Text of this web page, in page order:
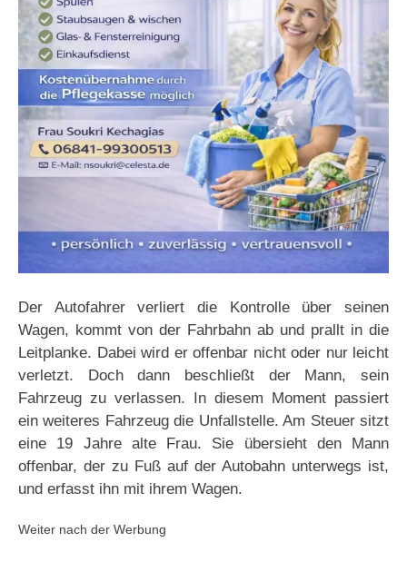
Der Autofahrer verliert die Kontrolle über seinen
Wagen, kommt von der Fahrbahn ab und prallt in die
Leitplanke. Dabei wird er offenbar nicht oder nur leicht
verletzt. Doch dann beschließt der Mann, sein
Fahrzeug zu verlassen. In diesem Moment passiert
ein weiteres Fahrzeug die Unfallstelle. Am Steuer sitzt
eine 19 Jahre alte Frau. Sie übersieht den Mann
offenbar, der zu Fuß auf der Autobahn unterwegs ist,
und erfasst ihn mit ihrem Wagen.
Weiter nach der Werbung